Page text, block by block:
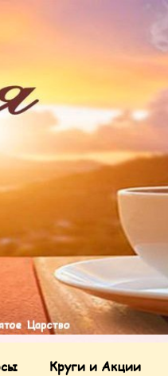
Круги и Акции